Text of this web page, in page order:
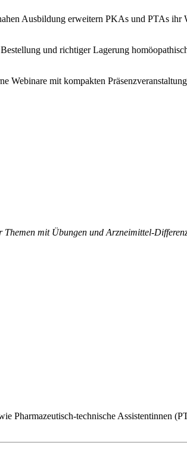
Ausbildung erweitern PKAs und PTAs
und richtiger Lagerung
Webinare mit kompakten
mit Übungen und Arzneimittel-
Pharmazeutisch-technische Assistentinnen